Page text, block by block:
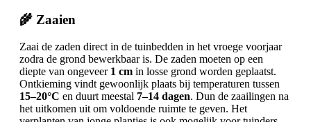
🌾 Zaaien
Zaai de zaden direct in de tuinbedden in het vroege voorjaar
zodra de grond bewerkbaar is. De zaden moeten op een
diepte van ongeveer 1 cm in losse grond worden geplaatst.
Ontkieming vindt gewoonlijk plaats bij temperaturen tussen
15–20°C en duurt meestal 7–14 dagen. Dun de zaailingen na
het uitkomen uit om voldoende ruimte te geven. Het